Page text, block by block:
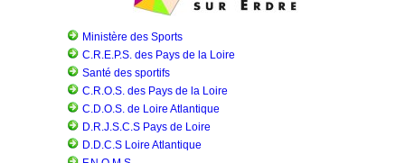
Ministère des Sports
C.R.E.P.S. des Pays de la Loire
Santé des sportifs
C.R.O.S. des Pays de la Loire
C.D.O.S. de Loire Atlantique
D.R.J.S.C.S Pays de Loire
D.D.C.S Loire Atlantique